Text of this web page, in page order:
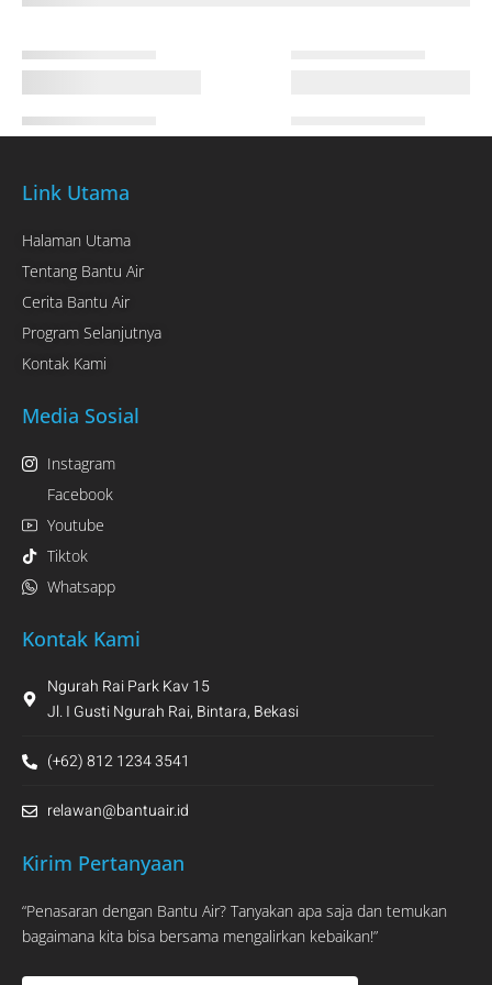
Link Utama
Halaman Utama
Tentang Bantu Air
Cerita Bantu Air
Program Selanjutnya
Kontak Kami
Media Sosial
Instagram
Facebook
Youtube
Tiktok
Whatsapp
Kontak Kami
Ngurah Rai Park Kav 15
Jl. I Gusti Ngurah Rai, Bintara, Bekasi
(+62) 812 1234 3541
relawan@bantuair.id
Kirim Pertanyaan
“Penasaran dengan Bantu Air? Tanyakan apa saja dan temukan
bagaimana kita bisa bersama mengalirkan kebaikan!”